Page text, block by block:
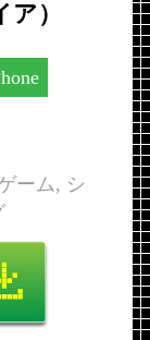
）
ーム, シ